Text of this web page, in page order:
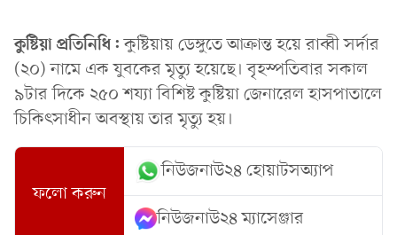
কুষ্টিয়া প্রতিনিধি:কুষ্টিয়ায় ডেঙ্গুতে আক্রান্ত হয়ে রাব্বী সর্দার
(২০) নামে এক যুবকের মৃত্যু হয়েছে। বৃহস্পতিবার সকাল
৯টার দিকে ২৫০ শয্যা বিশিষ্ট কুষ্টিয়া জেনারেল হাসপাতালে
চিকিৎসাধীন অবস্থায় তার মৃত্যু হয়।
ফলো করুন
নিউজনাউ২৪ হোয়াটসঅ্যাপ
নিউজনাউ২৪ ম্যাসেঞ্জার